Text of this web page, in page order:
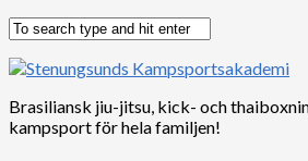
Brasiliansk jiu-jitsu, kick- och
kampsport för hela familjen!